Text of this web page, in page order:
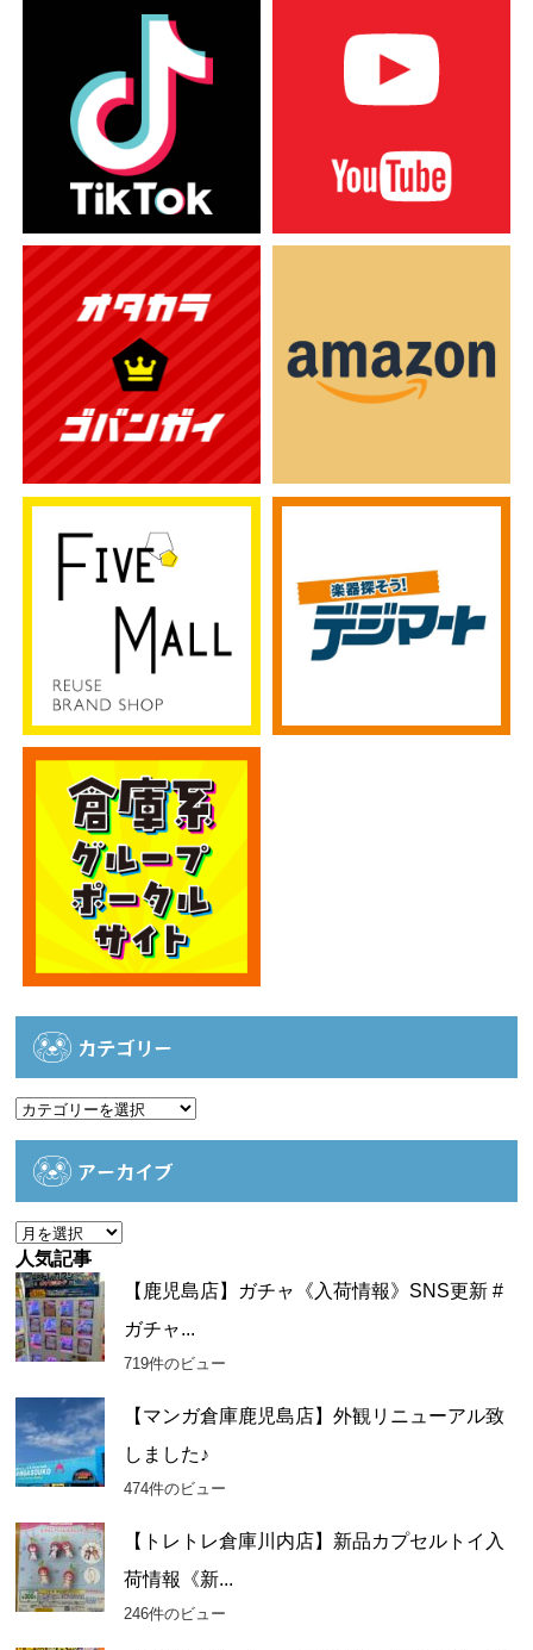
カテゴリー
カ
アーカイブ
ア
ー
カ
イ
ブ
人気記事
【鹿児島店】ガチャ《入荷情報》SNS更新 #
ガチャ...
719件のビュー
【マンガ倉庫鹿児島店】外観リニューアル致
しました♪
474件のビュー
【トレトレ倉庫川内店】新品カプセルトイ入
荷情報《新...
246件のビュー